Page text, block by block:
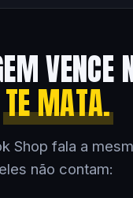
VENCE
TE MATA.
Shop fala a
não contam: